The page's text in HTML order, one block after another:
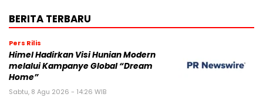
BERITA TERBARU
Pers Rilis
Himel Hadirkan Visi Hunian Modern
melalui Kampanye Global “Dream
Home”
Sabtu, 8 Agu 2026 - 14:26 WIB